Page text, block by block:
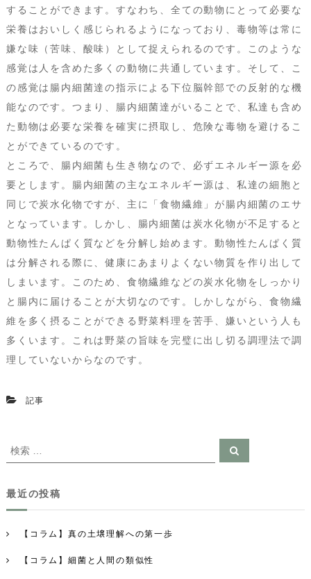
することができます。すなわち、全ての動物にとって必要な
栄養はおいしく感じられるようになっており、毒物等は常に
嫌な味（苦味、酸味）として捉えられるのです。このような
感覚は人を含めた多くの動物に共通しています。そして、こ
の感覚は腸内細菌達の指示による下位脳幹部での反射的な機
能なのです。つまり、腸内細菌達がいることで、私達も含め
た動物は必要な栄養を確実に摂取し、危険な毒物を避けるこ
とができているのです。
ところで、腸内細菌も生き物なので、必ずエネルギー源を必
要とします。腸内細菌の主なエネルギー源は、私達の細胞と
同じで炭水化物ですが、主に「食物繊維」が腸内細菌のエサ
となっています。しかし、腸内細菌は炭水化物が不足すると
動物性たんぱく質などを分解し始めます。動物性たんぱく質
は分解される際に、健康にあまりよくない物質を作り出して
しまいます。このため、食物繊維などの炭水化物をしっかり
と腸内に届けることが大切なのです。しかしながら、食物繊
維を多く摂ることができる野菜料理を苦手、嫌いという人も
多くいます。これは野菜の旨味を完璧に出し切る調理法で調
理していないからなのです。
記事
検
索
検
索
最近の投稿
【コラム】真の土壌理解への第一歩
【コラム】細菌と人間の類似性